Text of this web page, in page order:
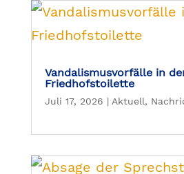
Vandalismusvorfälle in
Friedhofstoilette
Juli 17, 2026 | Aktuell,